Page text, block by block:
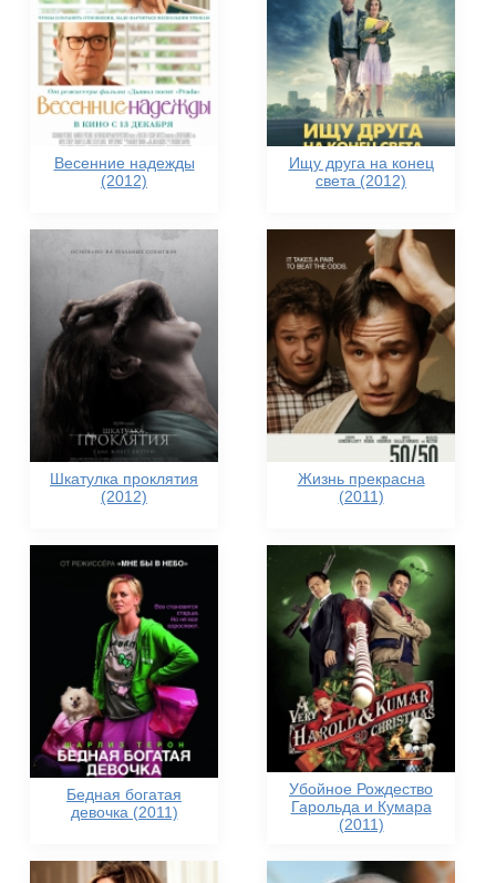
Весенние надежды
(2012)
Ищу друга на конец
света (2012)
Шкатулка проклятия
(2012)
Жизнь прекрасна
(2011)
Бедная богатая
девочка (2011)
Убойное Рождество
Гарольда и Кумара
(2011)